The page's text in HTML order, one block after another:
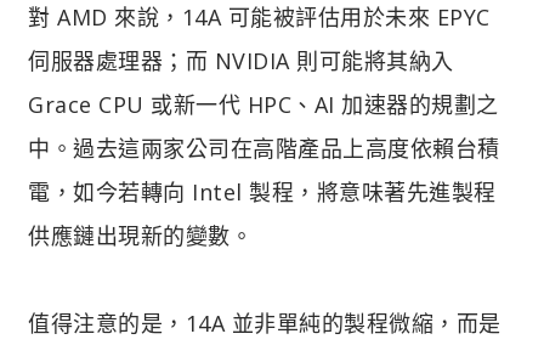
對 AMD 來說，14A 可能被評估用於未來 EPYC
伺服器處理器；而 NVIDIA 則可能將其納入
Grace CPU 或新一代 HPC、AI 加速器的規劃之
中。過去這兩家公司在高階產品上高度依賴台積
電，如今若轉向 Intel 製程，將意味著先進製程
供應鏈出現新的變數。
值得注意的是，14A 並非單純的製程微縮，而是